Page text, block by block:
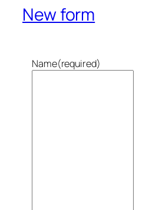
New form
Name(required)